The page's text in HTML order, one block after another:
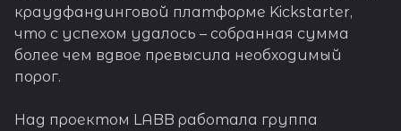
краудфандинговой платформе Kickstarter,
что с успехом удалось – собранная сумма
более чем вдвое превысила необходимый
порог.
Над проектом LABB работала группа